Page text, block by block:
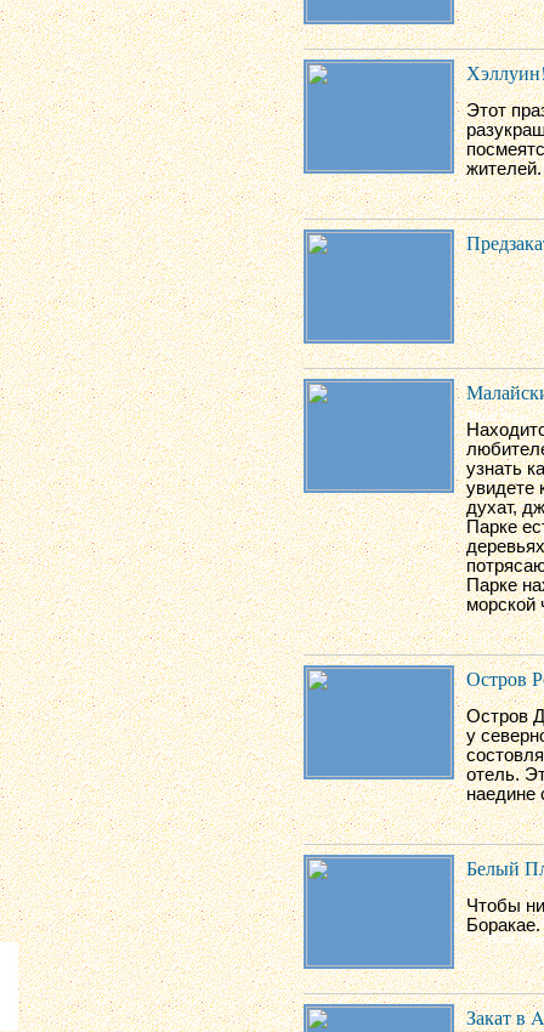
Этот
узнать
увидете
духат,
Парке
Парке
морской
Остров
Остров
у
отель.
наедине
Белый
Чтобы
Боракае.
Закат в